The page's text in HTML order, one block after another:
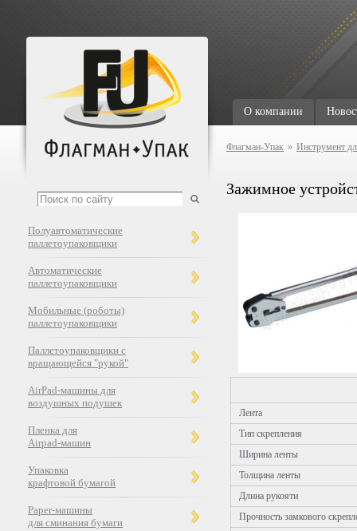
О компании
Полуавтоматические
паллетоупаковщики
Автоматические
паллетоупаковщики
Мобильные (роботы)
паллетоупаковщики
Паллетоупаковщики с
вращающейся "рукой"
AirPad-машины для
воздушных подушек
Пленка для
Airpad-машин
Упаковка
крафтовой бумагой
Paper-машины
для сминания бумаги
Флагман-Упак » Инструмент
Зажимное
Лента
Тип скрепления
Ширина ленты
Толщина ленты
Длина рукояти
Прочность замкового